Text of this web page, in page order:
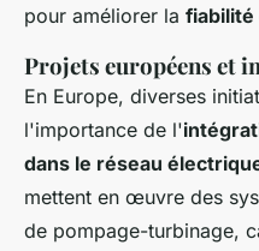
pour améliorer la fiabilité
Projets européens et
En Europe, diverses
l'importance de l'
dans le réseau
mettent en œuvre des
de pompage-turbinage,